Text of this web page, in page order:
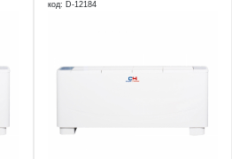
код: D-12184